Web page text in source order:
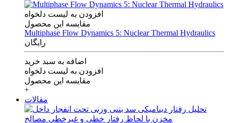
افزودن به لیست دلخواه
مقایسه این محصول
Multiphase Flow Dynamics 5: Nuclear Thermal Hydraulics
رایگان
اضافه به سبد خرید
افزودن به لیست دلخواه
مقایسه این محصول
+
مقالات